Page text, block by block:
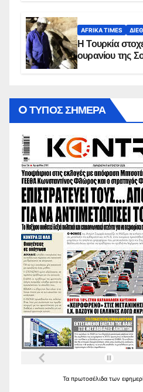
AFRIKA TIMES
Η Τουρκία
ουρανίου της
O ΤΥΠΟΣ ΣΗΜΕΡΑ
Τα πρωτοσέλιδα των